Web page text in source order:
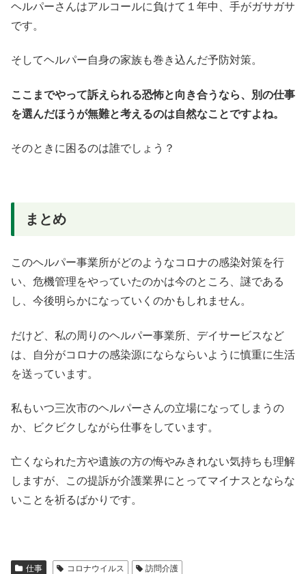
ヘルパーさんはアルコールに負けて１年中、手がガサガサ
です。
そしてヘルパー自身の家族も巻き込んだ予防対策。
ここまでやって訴えられる恐怖と向き合うなら、別の仕事
を選んだほうが無難と考えるのは自然なことですよね。
そのときに困るのは誰でしょう？
まとめ
このヘルパー事業所がどのようなコロナの感染対策を行
い、危機管理をやっていたのかは今のところ、謎である
し、今後明らかになっていくのかもしれません。
だけど、私の周りのヘルパー事業所、デイサービスなど
は、自分がコロナの感染源にならならいように慎重に生活
を送っています。
私もいつ三次市のヘルパーさんの立場になってしまうの
か、ビクビクしながら仕事をしています。
亡くなられた方や遺族の方の悔やみきれない気持ちも理解
しますが、この提訴が介護業界にとってマイナスとならな
いことを祈るばかりです。
仕事 コロナウイルス 訪問介護